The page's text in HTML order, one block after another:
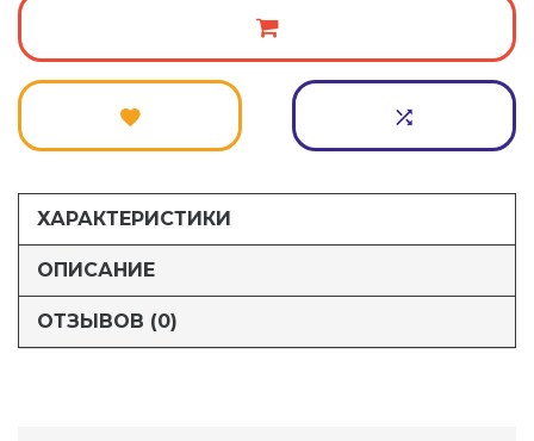
ХАРАКТЕРИСТИКИ
ОПИСАНИЕ
ОТЗЫВОВ (0)